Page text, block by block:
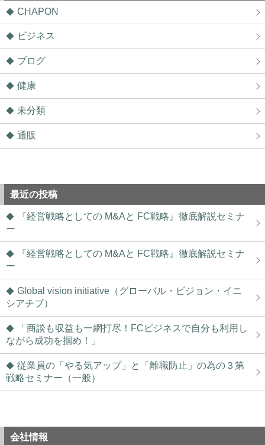
CHAPON
ビジネス
ブログ
健康
未分類
通販
最近の投稿
『経営戦略としての M&Aと FC戦略』徹底解説セミナ
ー
『経営戦略としての M&Aと FC戦略』徹底解説セミナ
ー
Global vision initiative（グローバル・ビジョン・イニ
シアチブ）
「商談も収益も一網打尽！FCビジネスで自分も利用し
ながら成功を掴め！」
従業員の「やる気アップ」と「離職防止」の為の３第
戦略セミナー（一般）
会社情報